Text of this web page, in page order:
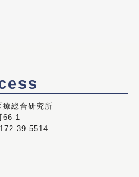
療総合研究所
66-1
39-5514